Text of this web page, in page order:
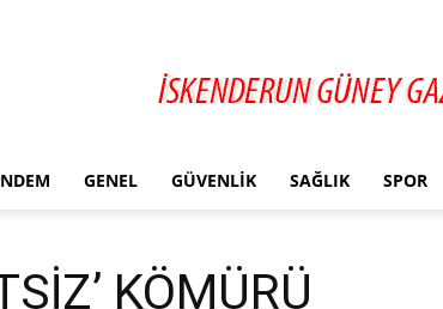
GENEL GÜVENLIK SAĞLIK SPOR
KÖMÜRÜ